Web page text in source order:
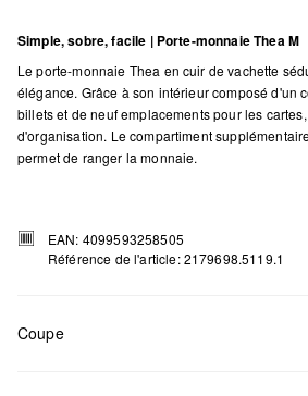
Simple, sobre, facile | Porte-monnaie Thea M
Le porte-monnaie Thea en cuir de vachette
élégance. Grâce à son intérieur composé d'un
billets et de neuf emplacements pour les
d'organisation. Le compartiment
permet de ranger la monnaie.
EAN: 4099593258505
Référence de l'article: 2179698.5119.1
Coupe